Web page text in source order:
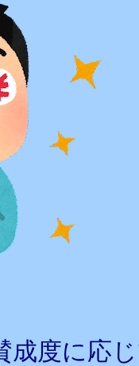
成度に応